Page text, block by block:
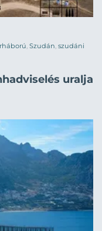
, Szudán, szudáni
uralja